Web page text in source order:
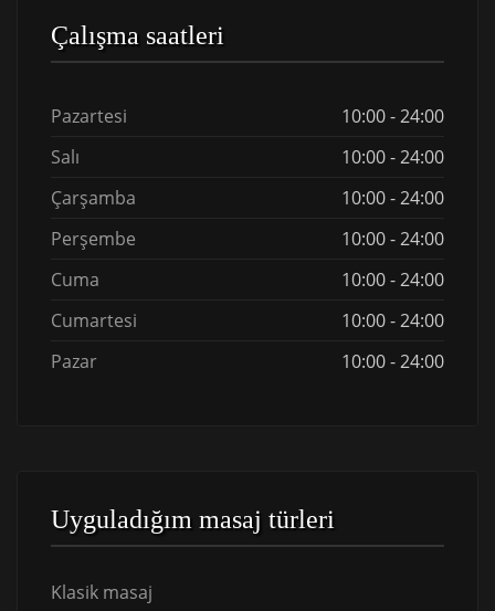
Çalışma saatleri
Pazartesi
10:00 - 24:00
Salı
10:00 - 24:00
Çarşamba
10:00 - 24:00
Perşembe
10:00 - 24:00
Cuma
10:00 - 24:00
Cumartesi
10:00 - 24:00
Pazar
10:00 - 24:00
Uyguladığım masaj türleri
Klasik masaj